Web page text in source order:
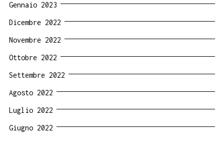
Gennaio 2023
Dicembre 2022
Novembre 2022
Ottobre 2022
Settembre 2022
Agosto 2022
Luglio 2022
Giugno 2022